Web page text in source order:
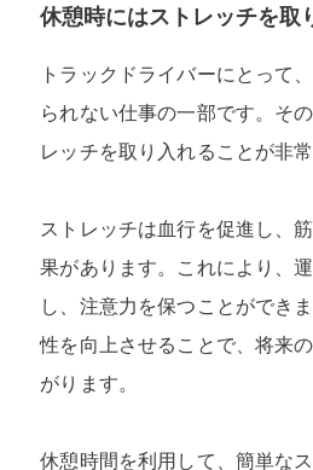
休憩時にはストレッチを取
トラックドライバーにとって
られない仕事の一部です。そ
レッチを取り入れることが非常
ストレッチは血行を促進し、
果があります。これにより、
し、注意力を保つことができ
性を向上させることで、将来
がります。
休憩時間を利用して、簡単な